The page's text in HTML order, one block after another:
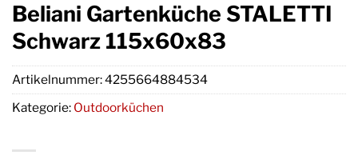
Beliani Gartenküche STALETTI
Schwarz 115x60x83
Artikelnummer:4255664884534
Kategorie: Outdoorküchen